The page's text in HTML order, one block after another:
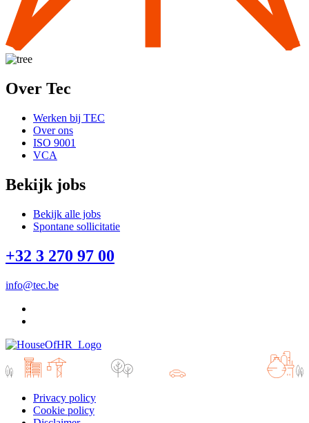
Over Tec
Werken bij TEC
Over ons
ISO 9001
VCA
Bekijk jobs
Bekijk alle jobs
Spontane sollicitatie
+32 3 270 97 00
info@tec.be
Privacy policy
Cookie policy